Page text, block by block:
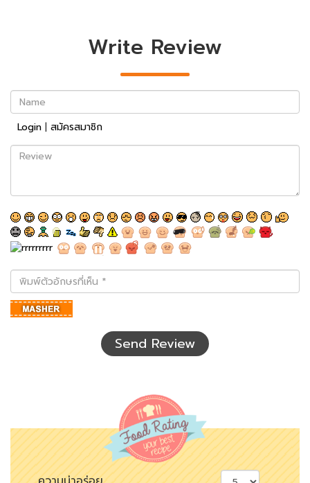
Write Review
Name
Login | สมัครสมาชิก
Review
พิมพ์
ตัว
อักษร
ที่
Send Review